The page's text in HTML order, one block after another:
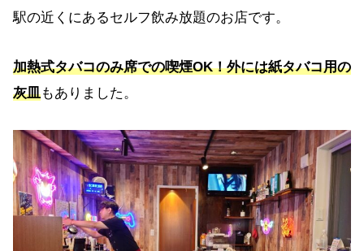
駅の近くにあるセルフ飲み放題のお店です。
加熱式タバコのみ席での喫煙OK！外には紙タバコ用の
灰皿もありました。